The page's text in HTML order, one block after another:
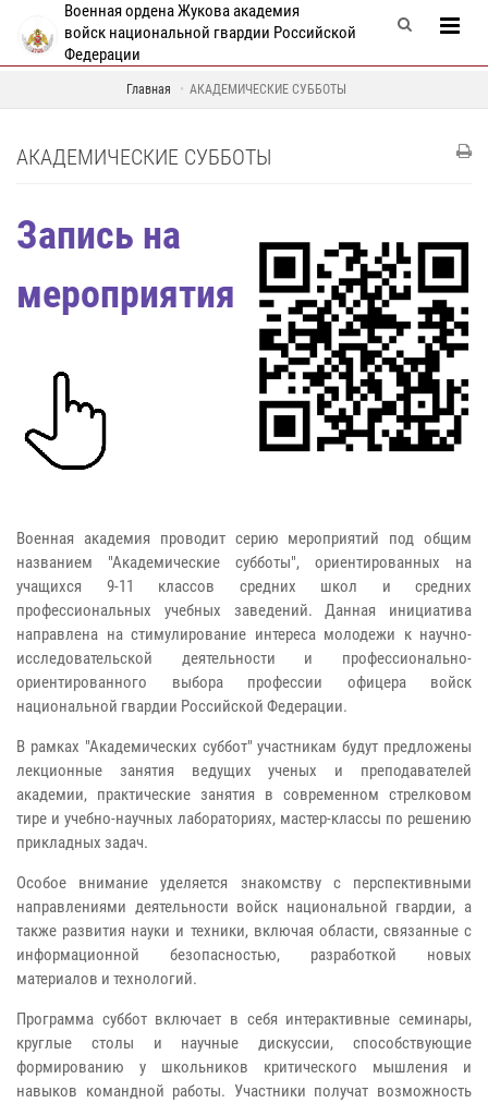
Военная ордена Жукова академия
войск национальной гвардии Российской
Федерации
Главная АКАДЕМИЧЕСКИЕ СУББОТЫ
АКАДЕМИЧЕСКИЕ СУББОТЫ
Запись на
мероприятия
Военная академия проводит серию мероприятий под общим
названием "Академические субботы", ориентированных на
учащихся 9-11 классов средних школ и средних
профессиональных учебных заведений. Данная инициатива
направлена на стимулирование интереса молодежи к научно-
исследовательской деятельности и профессионально-
ориентированного выбора профессии офицера войск
национальной гвардии Российской Федерации.
В рамках "Академических суббот" участникам будут предложены
лекционные занятия ведущих ученых и преподавателей
академии, практические занятия в современном стрелковом
тире и учебно-научных лабораториях, мастер-классы по решению
прикладных задач.
Особое внимание уделяется знакомству с перспективными
направлениями деятельности войск национальной гвардии, а
также развития науки и техники, включая области, связанные с
информационной безопасностью, разработкой новых
материалов и технологий.
Программа суббот включает в себя интерактивные семинары,
круглые столы и научные дискуссии, способствующие
формированию у школьников критического мышления и
навыков командной работы. Участники получат возможность